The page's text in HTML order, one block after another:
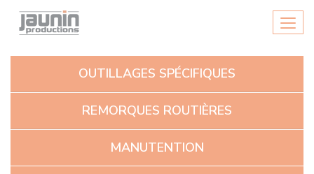
Menu
OUTILLAGES SPÉCIFIQUES
REMORQUES ROUTIÈRES
MANUTENTION